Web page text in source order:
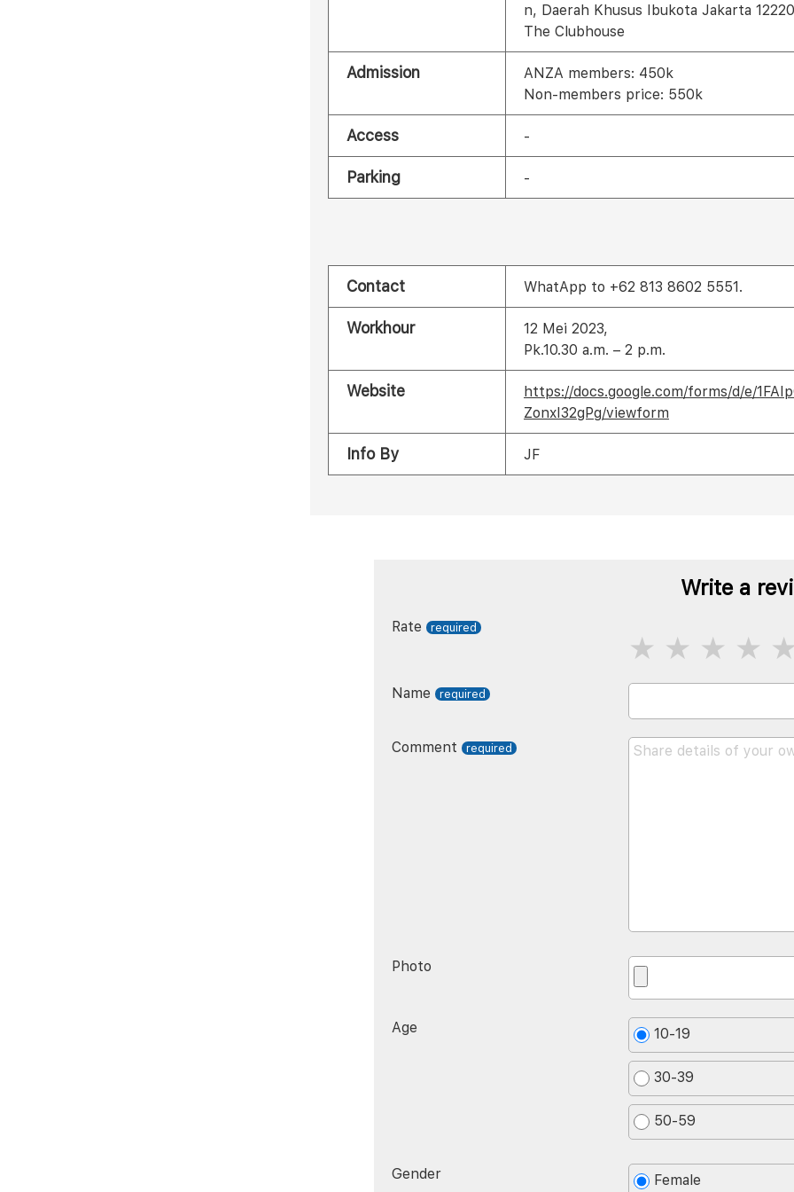
n, Daerah Khusus Ibukota Jakarta 12220
The Clubhouse
Admission
ANZA members: 450k
Non-members price: 550k
Access -
Parking -
Contact WhatApp to +62 813 8602 5551.
Workhour
12 Mei 2023,
Pk.10.30 a.m. – 2 p.m.
Website
https://docs.google.com/forms/d/e/
ZonxI32gPg/viewform
Info By JF
Write a
Rate
Name
Comment
Photo
Age 10-19
30-39
50-59
Gender Female